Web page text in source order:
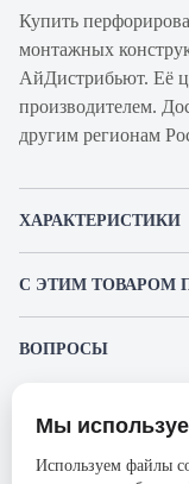
Купить
монтажных
АйДистрибьют. Её
производителем.
другим регионам
ХАРАКТЕРИСТИКИ
Производитель
Ширина, мм
Высота, мм
С ЭТИМ ТОВАРОМ
ВОПРОСЫ
Пожалуйста,
Представленные
без предварительного
Мы
Используем файлы